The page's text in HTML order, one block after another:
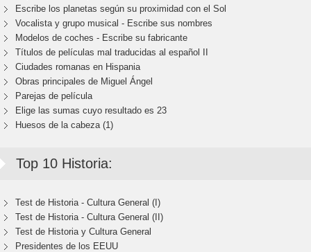
Escribe los planetas según su proximidad con el Sol
Vocalista y grupo musical - Escribe sus nombres
Modelos de coches - Escribe su fabricante
Títulos de películas mal traducidas al español II
Ciudades romanas en Hispania
Obras principales de Miguel Ángel
Parejas de película
Elige las sumas cuyo resultado es 23
Huesos de la cabeza (1)
Top 10 Historia:
Test de Historia - Cultura General (I)
Test de Historia - Cultura General (II)
Test de Historia y Cultura General
Presidentes de los EEUU